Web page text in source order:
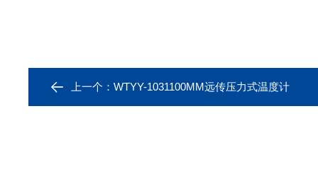
上一个： WTYY-1031100MM远传压力式温度计